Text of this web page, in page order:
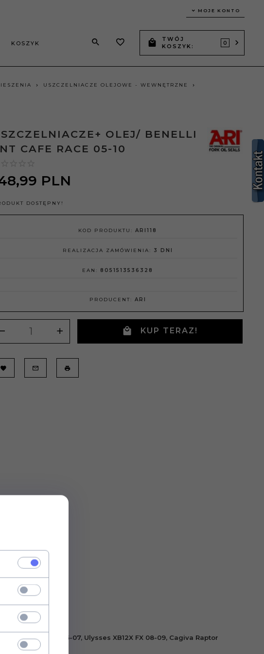
MOJE KONTO
KOSZYK
TWÓJ
KOSZYK:
0
USZCZELNIACZE OLEJOWE - WEWNĘTRZNE
OLEJ/ BENELLI
CAFE RACE 05-10
99 PLN
DOSTĘPNY!
KOD PRODUKTU:ARI118
REALIZACJA ZAMÓWIENIA: 3 DNI
EAN: 8051513536328
PRODUCENT: ARI
KUP TERAZ!
XB12X DX 06-07, Ulysses XB12X FX 08-09, Cagiva Raptor